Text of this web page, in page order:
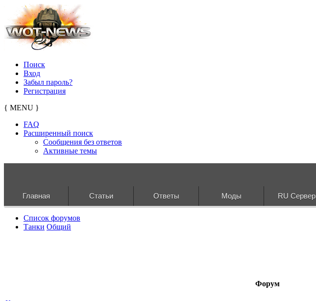
Поиск
Вход
Забыл пароль?
Регистрация
{ MENU }
FAQ
Расширенный поиск
Сообщения без ответов
Активные темы
Главная Статьи Ответы Моды RU Сервер
Список форумов
Танки Общий
Форум